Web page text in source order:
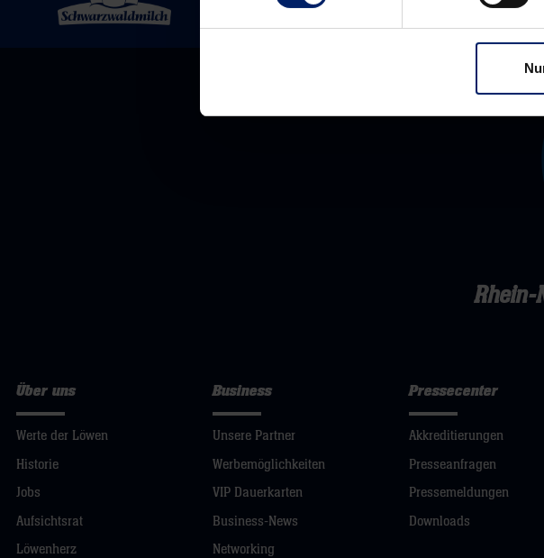
Rhein-
Über uns
Werte der Löwen
Historie
Jobs
Aufsichtsrat
Löwenherz
Business
Unsere Partner
Werbemöglichkeiten
VIP Dauerkarten
Business-News
Networking
Pressecenter
Akkreditierungen
Presseanfragen
Pressemeldungen
Downloads